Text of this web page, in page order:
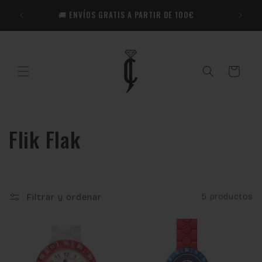
directamente🚚 ENVÍOS GRATIS A PARTIR DE 100€
Carrito
C
l
Flik Flak
Filtrar y ordenar 5 productos